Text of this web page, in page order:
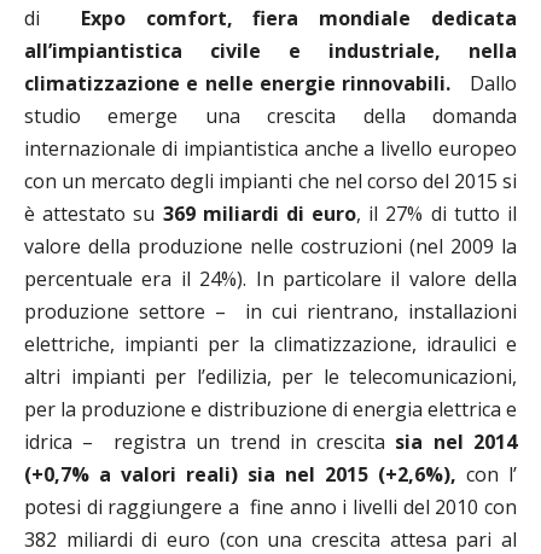
di
Expo comfort,
fiera mondiale dedicata
all’impiantistica civile e industriale, nella
climatizzazione e nelle energie rinnovabili.
Dallo
studio emerge una crescita della domanda
internazionale di impiantistica anche a livello europeo
con un mercato degli impianti che nel corso del 2015 si
è attestato su 369 miliardi di euro, il 27% di tutto il
valore della produzione nelle costruzioni (nel 2009 la
percentuale era il 24%). In particolare il valore della
produzione settore – in cui rientrano, installazioni
elettriche, impianti per la climatizzazione, idraulici e
altri impianti per l’edilizia, per le telecomunicazioni,
per la produzione e distribuzione di energia elettrica e
idrica – registra un trend in crescita sia nel 2014
(+0,7% a valori reali) sia nel 2015 (+2,6%), con l’
potesi di raggiungere a fine anno i livelli del 2010 con
382 miliardi di euro (con una crescita attesa pari al